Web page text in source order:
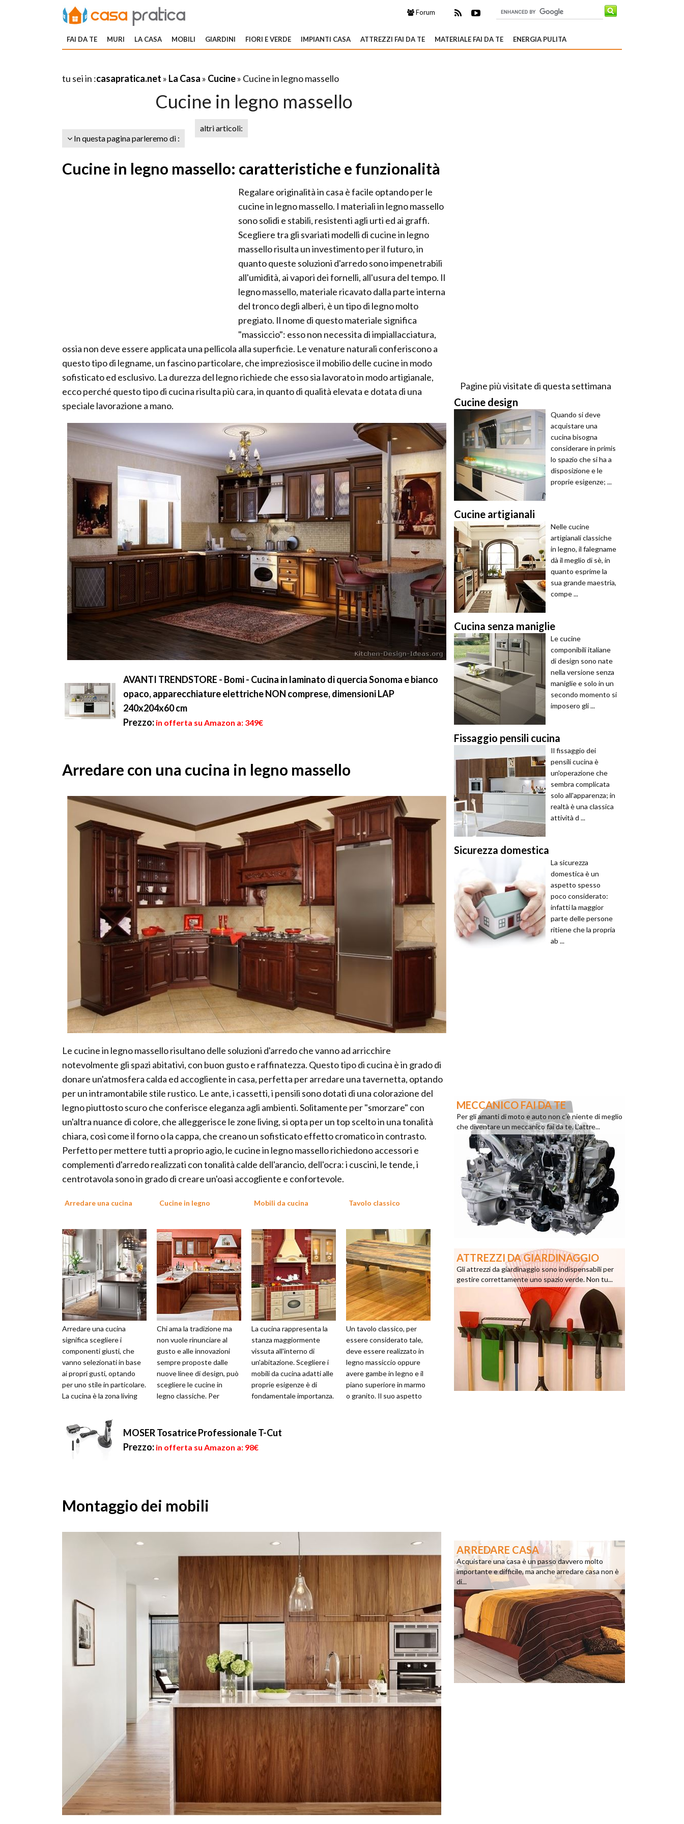
Forum
FAI DA TE MURI LA CASA MOBILI GIARDINI FIORI E VERDE IMPIANTI CASA ATTREZZI FAI DA TE MATERIALE FAI DA TE ENERGIA PULITA
tu sei in :casapratica.net » La Casa » Cucine» Cucine in legno massello
Cucine in legno massello
In questa pagina parleremo di :
altri articoli:
Cucine in legno massello: caratteristiche e funzionalità
Regalare originalità in casa è facile optando per le
cucine in legno massello. I materiali in legno massello
sono solidi e stabili, resistenti agli urti ed ai graffi.
Scegliere tra gli svariati modelli di cucine in legno
massello risulta un investimento per il futuro, in
quanto queste soluzioni d'arredo sono impenetrabili
all'umidità, ai vapori dei fornelli, all'usura del tempo. Il
legno massello, materiale ricavato dalla parte interna
del tronco degli alberi, è un tipo di legno molto
pregiato. Il nome di questo materiale significa
"massiccio": esso non necessita di impiallacciatura,
ossia non deve essere applicata una pellicola alla superficie. Le venature naturali conferiscono a
questo tipo di legname, un fascino particolare, che impreziosisce il mobilio delle cucine in modo
sofisticato ed esclusivo. La durezza del legno richiede che esso sia lavorato in modo artigianale,
ecco perché questo tipo di cucina risulta più cara, in quanto di qualità elevata e dotata di una
speciale lavorazione a mano.
AVANTI TRENDSTORE - Bomi - Cucina in laminato di quercia Sonoma e bianco
opaco, apparecchiature elettriche NON comprese, dimensioni LAP
240x204x60 cm
Prezzo: in offerta su Amazon a: 349€
Arredare con una cucina in legno massello
Le cucine in legno massello risultano delle soluzioni d'arredo che vanno ad arricchire
notevolmente gli spazi abitativi, con buon gusto e raffinatezza. Questo tipo di cucina è in grado di
donare un'atmosfera calda ed accogliente in casa, perfetta per arredare una tavernetta, optando
per un intramontabile stile rustico. Le ante, i cassetti, i pensili sono dotati di una colorazione del
legno piuttosto scuro che conferisce eleganza agli ambienti. Solitamente per "smorzare" con
un'altra nuance di colore, che alleggerisce le zone living, si opta per un top scelto in una tonalità
chiara, così come il forno o la cappa, che creano un sofisticato effetto cromatico in contrasto.
Perfetto per mettere tutti a proprio agio, le cucine in legno massello richiedono accessori e
complementi d'arredo realizzati con tonalità calde dell'arancio, dell'ocra: i cuscini, le tende, i
centrotavola sono in grado di creare un'oasi accogliente e confortevole.
Arredare una cucina
Arredare una cucina
significa scegliere i
componenti giusti, che
vanno selezionati in base
ai propri gusti, optando
per uno stile in particolare.
La cucina è la zona living
Cucine in legno
Chi ama la tradizione ma
non vuole rinunciare al
gusto e alle innovazioni
sempre proposte dalle
nuove linee di design, può
scegliere le cucine in
legno classiche. Per
Mobili da cucina
La cucina rappresenta la
stanza maggiormente
vissuta all'interno di
un'abitazione. Scegliere i
mobili da cucina adatti alle
proprie esigenze è di
fondamentale importanza.
Tavolo classico
Un tavolo classico, per
essere considerato tale,
deve essere realizzato in
legno massiccio oppure
avere gambe in legno e il
piano superiore in marmo
o granito. Il suo aspetto
MOSER Tosatrice Professionale T-Cut
Prezzo: in offerta su Amazon a: 98€
Montaggio dei mobili
Pagine più visitate di questa settimana
Cucine design
Quando si deve
acquistare una
cucina bisogna
considerare in primis
lo spazio che si ha a
disposizione e le
proprie esigenze; ...
Cucine artigianali
Nelle cucine
artigianali classiche
in legno, il falegname
dà il meglio di sè, in
quanto esprime la
sua grande maestria,
compe ...
Cucina senza maniglie
Le cucine
componibili italiane
di design sono nate
nella versione senza
maniglie e solo in un
secondo momento si
imposero gli ...
Fissaggio pensili cucina
Il fissaggio dei
pensili cucina è
un'operazione che
sembra complicata
solo all'apparenza; in
realtà è una classica
attività d ...
Sicurezza domestica
La sicurezza
domestica è un
aspetto spesso
poco considerato:
infatti la maggior
parte delle persone
ritiene che la propria
ab ...
MECCANICO FAI DA TE
Per gli amanti di moto e auto non c’è niente di meglio
che diventare un meccanico fai da te. L’attre...
ATTREZZI DA GIARDINAGGIO
Gli attrezzi da giardinaggio sono indispensabili per
gestire correttamente uno spazio verde. Non tu...
ARREDARE CASA
Acquistare una casa è un passo davvero molto
importante e difficile, ma anche arredare casa non è
di...